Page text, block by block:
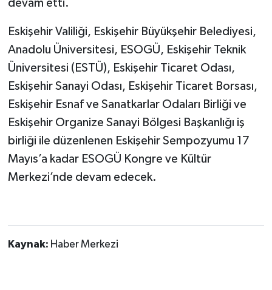
devam etti.
Eskişehir Valiliği, Eskişehir Büyükşehir Belediyesi,
Anadolu Üniversitesi, ESOGÜ, Eskişehir Teknik
Üniversitesi (ESTÜ), Eskişehir Ticaret Odası,
Eskişehir Sanayi Odası, Eskişehir Ticaret Borsası,
Eskişehir Esnaf ve Sanatkarlar Odaları Birliği ve
Eskişehir Organize Sanayi Bölgesi Başkanlığı iş
birliği ile düzenlenen Eskişehir Sempozyumu 17
Mayıs’a kadar ESOGÜ Kongre ve Kültür
Merkezi’nde devam edecek.
Kaynak: Haber Merkezi